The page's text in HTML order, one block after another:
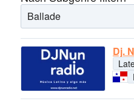
Ballade
Dj.